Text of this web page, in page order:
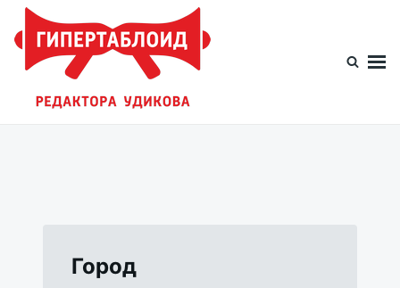
Перейти
содержимому
Искать:
Город